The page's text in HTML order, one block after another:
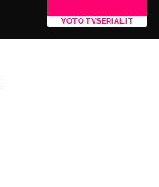
VOTO TVSERIAL.IT